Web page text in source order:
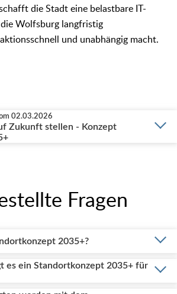
die Stadt eine belastbare IT-
Wolfsburg langfristig
und unabhängig macht.
02.03.2026
Zukunft stellen - Konzept
Fragen
2035+?
es ein Standortkonzept 2035+ für